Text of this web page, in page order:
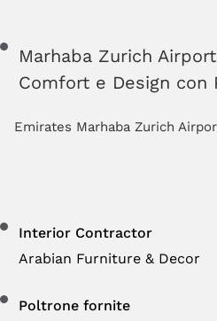
Contatti
Marhaba Zurich
Comfort e Design con
Emirates Marhaba Zurich
Interior Contractor
Arabian Furniture & Decor
Poltrone fornite